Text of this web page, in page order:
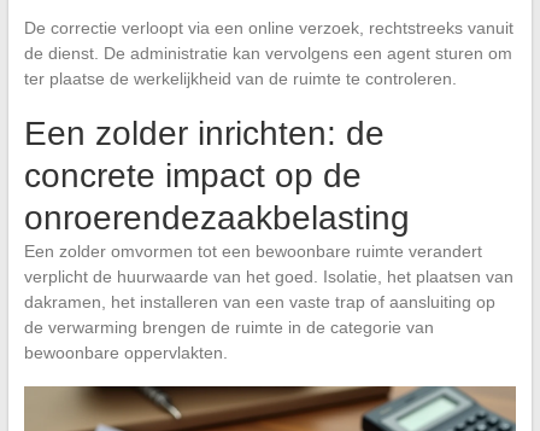
De correctie verloopt via een online verzoek, rechtstreeks vanuit
de dienst. De administratie kan vervolgens een agent sturen om
ter plaatse de werkelijkheid van de ruimte te controleren.
Een zolder inrichten: de
concrete impact op de
onroerendezaakbelasting
Een zolder omvormen tot een bewoonbare ruimte verandert
verplicht de huurwaarde van het goed. Isolatie, het plaatsen van
dakramen, het installeren van een vaste trap of aansluiting op
de verwarming brengen de ruimte in de categorie van
bewoonbare oppervlakten.